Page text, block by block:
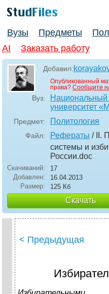
Вузы Предметы
AI
Заказать работу
Добавил:
Опубликованный
права? Сообщите
Вуз:
Национальный
университет
Предмет: Политология
Файл: Рефераты / II.
системы и
России.doc
Скачиваний:
17
Добавлен:
16.04.2013
Размер:
125 Кб
Скачать
< Предыдущая